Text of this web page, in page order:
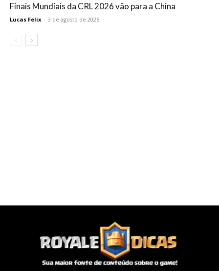
Finais Mundiais da CRL 2026 vão para a China
Lucas Felix - 3 de agosto de 2026